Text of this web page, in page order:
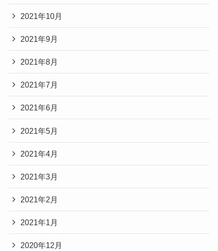
2021年10月
2021年9月
2021年8月
2021年7月
2021年6月
2021年5月
2021年4月
2021年3月
2021年2月
2021年1月
2020年12月